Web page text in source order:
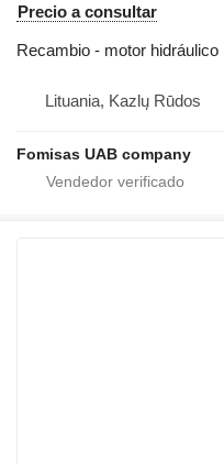
Precio a consultar
Recambio - motor hidráulico
Lituania, Kazlų Rūdos
Fomisas UAB company